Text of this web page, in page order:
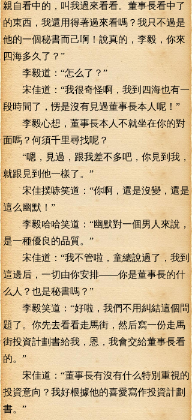
親自看中的，叫我過來看看。董事長看中了
的東西，我還用得著過來看嗎？我只不過是
他的一個秘書而己啊！說真的，李毅，你來
四海多久了？”
李毅道：“怎么了？”
宋佳道：“我很奇怪啊，我到四海也有一
段時間了，愣是沒有見過董事長本人呢！”
李毅心想，董事長本人不就坐在你的對
面嗎？何須千里尋找呢？
“嗯，見過，跟我差不多吧，你見到我，
就跟見到他一樣了。”
宋佳撲哧笑道：“你啊，還是沒變，還是
這么幽默！”
李毅哈哈笑道：“幽默對一個男人來說，
是一種優良的品質。”
宋佳道：“我不管啦，童總說過了，我到
這邊后，一切由你安排——你是董事長的什
么人？也是秘書嗎？”
李毅笑道：“好啦，我們不用糾結這個問
題了。你先去看看走馬街，然后寫一份走馬
街投資計劃書給我，恩，我會交給董事長看
的。”
宋佳道：“董事長有沒有什么特別重視的
投資意向？我好根據他的喜愛寫作投資計劃
書。”